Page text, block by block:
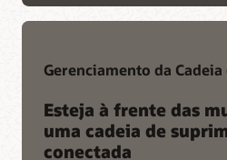
Serviços
Consultoria
Gerenciamento da
Esteja à frente das
uma cadeia de
conectada